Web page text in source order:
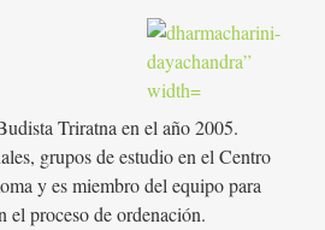
Triratna en el año 2005.
grupos de estudio en el Centro
y es miembro del equipo para
el proceso de ordenación.